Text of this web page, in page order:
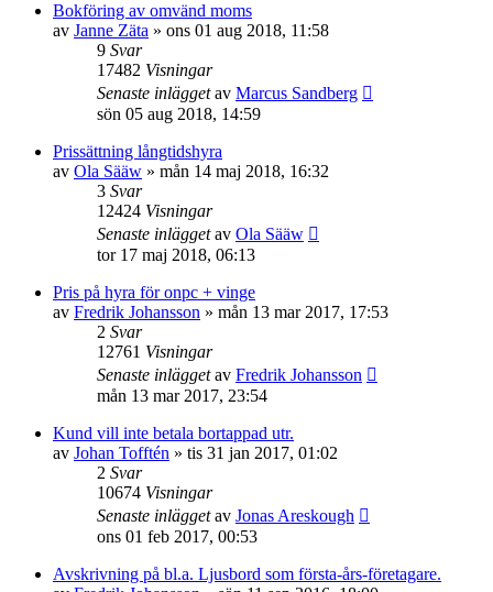
Bokföring av omvänd moms
av Janne Zäta » ons 01 aug 2018, 11:58
9 Svar
17482 Visningar
Senaste inläggetav Marcus Sandberg
sön 05 aug 2018, 14:59
Prissättning långtidshyra
av Ola Sääw » mån 14 maj 2018, 16:32
3 Svar
12424 Visningar
Senaste inläggetav Ola Sääw
tor 17 maj 2018, 06:13
Pris på hyra för onpc + vinge
av Fredrik Johansson » mån 13 mar 2017, 17:53
2 Svar
12761 Visningar
Senaste inläggetav Fredrik Johansson
mån 13 mar 2017, 23:54
Kund vill inte betala bortappad utr.
av Johan Tofftén » tis 31 jan 2017, 01:02
2 Svar
10674 Visningar
Senaste inläggetav Jonas Areskough
ons 01 feb 2017, 00:53
Avskrivning på bl.a. Ljusbord som första-års-företagare.